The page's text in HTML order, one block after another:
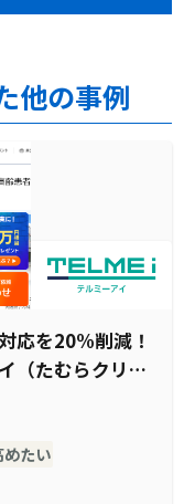
他の事例
応を20%削減！
（たむらクリニ
たい